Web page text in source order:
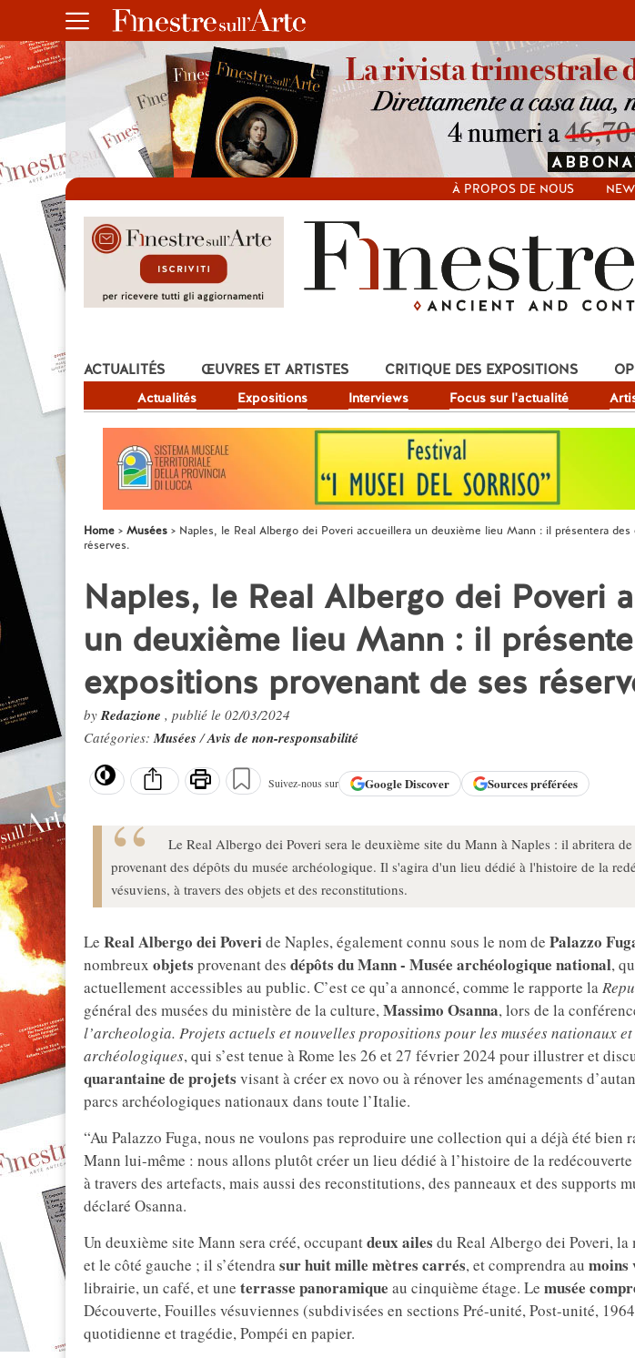
À PROPOS DE NOUS
ACTUALITÉS
Actualités Expositions Interviews Focus sur l'actualité
ŒUVRES ET ARTISTES CRITIQUE DES EXPOSITIONS
Home Musées
Naples, le Real Albergo dei Poveri accueillera un deuxième lieu Mann : il présentera
réserves.
Naples, le Real Albergo dei Poveri
un deuxième lieu Mann : il
expositions provenant de ses
byRedazione , publié le 02/03/2024
Catégories:Musées/Avis de non-responsabilité
Suivez-nous sur GoogleDiscover Sources préférées
Le Real Albergo dei Poveri sera le deuxième site du Mann à Naples : il abritera de
provenant des dépôts du musée archéologique. Il s'agira d'un lieu dédié à l'histoire de la
vésuviens, à travers des objets et des reconstitutions.
Le Real Albergo dei Poveride Naples, également connu sous le nom de Palazzo
nombreux objets provenant des dépôts du Mann - Musée archéologique national,
actuellement accessibles au public. C’est ce qu’a annoncé, comme le rapporte la
général des musées du ministère de la culture,Massimo Osanna, lors de la
l’archeologia. Projets actuels et nouvelles propositions pour les musées nationaux
archéologiques, qui s’est tenue à Rome les 26 et 27 février 2024 pour illustrer et
quarantaine de projets visant à créer ex novo ou à rénover les aménagements
parcs archéologiques nationaux dans toute l’Italie.
“Au Palazzo Fuga, nous ne voulons pas reproduire une collection qui a déjà été bien
Mann lui-même : nous allons plutôt créer un lieu dédié à l’histoire de la redécouverte
à travers des artefacts, mais aussi des reconstitutions, des panneaux et des supports
déclaré Osanna.
Un deuxième site Mann sera créé, occupantdeux ailes du Real Albergo dei Poveri, la
et le côté gauche ; il s’étendrasur huit mille mètres carrés, et comprendra au moins
librairie, un café, et une terrasse panoramique au cinquième étage. Le musée
Découverte, Fouilles vésuviennes (subdivisées en sections Pré-unité, Post-unité,
quotidienne et tragédie, Pompéi en papier.